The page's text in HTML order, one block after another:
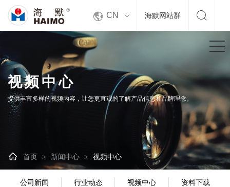
 CN 海默网站群 
视频中心
提供丰富多样的视频内容，让您更直观的了解产品信息和品牌理念。
 首页 > 新闻中心 > 视频中心
公司新闻 行业动态 视频中心 资料下载